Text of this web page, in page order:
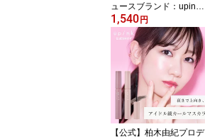
ュースブランド：upink
ユーピンク【フィルスウ
ィートチーク】／肌に溶
け込むふんわり血色チー
1,540円
【公式】柏木由紀プロデ